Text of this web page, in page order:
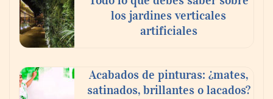
Policlínica Gipuzkoa: «Durante el eclipse,
un minuto de espectáculo, un daño para
siempre»
los jardines verticales
artificiales
Acabados de pinturas: ¿mates,
satinados, brillantes o lacados?